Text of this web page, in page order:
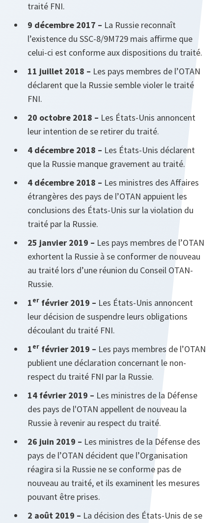
traité FNI.
9 décembre 2017 – La Russie reconnaît
l’existence du SSC-8/9M729 mais affirme que
celui-ci est conforme aux dispositions du traité.
11 juillet 2018 – Les pays membres de l’OTAN
déclarent que la Russie semble violer le traité
FNI.
20 octobre 2018 – Les États-Unis annoncent
leur intention de se retirer du traité.
4 décembre 2018 – Les États-Unis déclarent
que la Russie manque gravement au traité.
4 décembre 2018 – Les ministres des Affaires
étrangères des pays de l’OTAN appuient les
conclusions des États-Unis sur la violation du
traité par la Russie.
25 janvier 2019 – Les pays membres de l’OTAN
exhortent la Russie à se conformer de nouveau
au traité lors d’une réunion du Conseil OTAN-
Russie.
1er février 2019 – Les États-Unis annoncent
leur décision de suspendre leurs obligations
découlant du traité FNI.
1er février 2019 – Les pays membres de l’OTAN
publient une déclaration concernant le non-
respect du traité FNI par la Russie.
14 février 2019 – Les ministres de la Défense
des pays de l'OTAN appellent de nouveau la
Russie à revenir au respect du traité.
26 juin 2019 – Les ministres de la Défense des
pays de l’OTAN décident que l’Organisation
réagira si la Russie ne se conforme pas de
nouveau au traité, et ils examinent les mesures
pouvant être prises.
2 août 2019 – La décision des États-Unis de se